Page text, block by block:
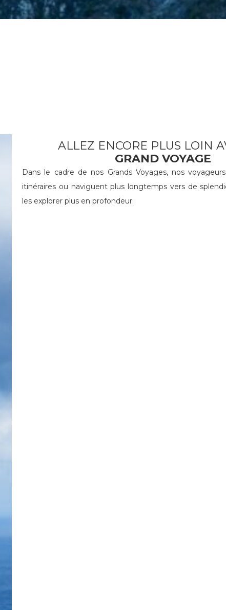
ALLEZ ENCORE PLUS LOIN
GRAND VOYAGE
Dans le cadre de nos Grands Voyages, nos
itinéraires ou naviguent plus longtemps vers de
les explorer plus en profondeur.